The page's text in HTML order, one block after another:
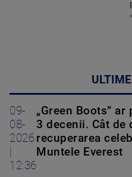
09-
08-
2026
|
12:36
„Green Boots”
3 decenii. Cât de
recuperarea
Muntele Everest